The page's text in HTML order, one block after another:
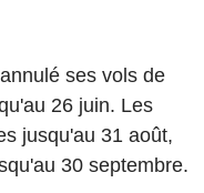
ses vols de
26 juin. Les
jusqu'au 31 août,
30 septembre.